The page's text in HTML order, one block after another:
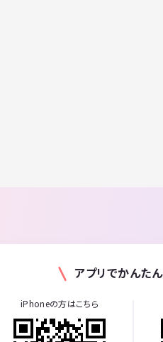
アプリでかんたん
iPhoneの方はこちら